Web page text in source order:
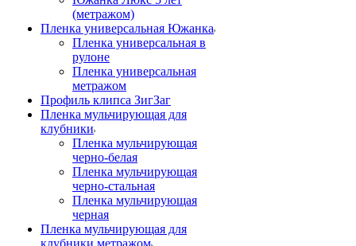
(метражом)
Пленка универсальная Южанка
Пленка универсальная в
рулоне
Пленка универсальная
метражом
Профиль клипса ЗигЗаг
Пленка мульчирующая для
клубники
Пленка мульчирующая
черно-белая
Пленка мульчирующая
черно-стальная
Пленка мульчирующая
черная
Пленка мульчирующая для
клубники метражом